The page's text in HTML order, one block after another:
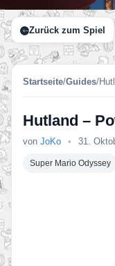
Zurück zum Spiel
Startseite/Guides/
Hutland –
von JoKo • 31.
Super Mario Odyssey